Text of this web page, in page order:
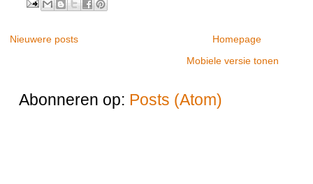
Nieuwere posts
Homepage
Mobiele versie tonen
Abonneren op: Posts (Atom)